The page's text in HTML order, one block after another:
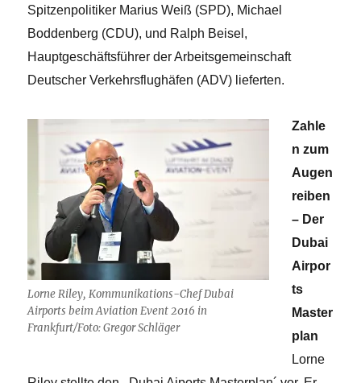
Spitzenpolitiker Marius Weiß (SPD), Michael
Boddenberg (CDU), und Ralph Beisel,
Hauptgeschäftsführer der Arbeitsgemeinschaft
Deutscher Verkehrsflughäfen (ADV) lieferten.
Lorne Riley, Kommunikations-Chef Dubai
Airports beim Aviation Event 2016 in
Frankfurt/Foto: Gregor Schläger
Zahle
n zum
Augen
reiben
– Der
Dubai
Airpor
ts
Master
plan
Lorne